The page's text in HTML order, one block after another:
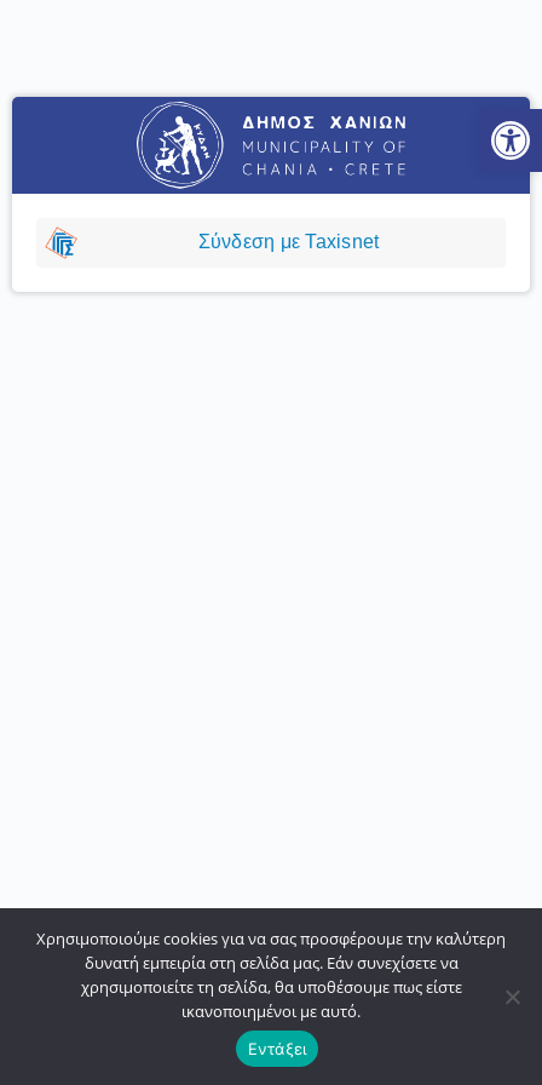
Σύνδεση με Taxisnet
Χρησιμοποιούμε cookies για να σας προσφέρουμε την καλύτερη
δυνατή εμπειρία στη σελίδα μας. Εάν συνεχίσετε να
χρησιμοποιείτε τη σελίδα, θα υποθέσουμε πως είστε
ικανοποιημένοι με αυτό.
Εντάξει